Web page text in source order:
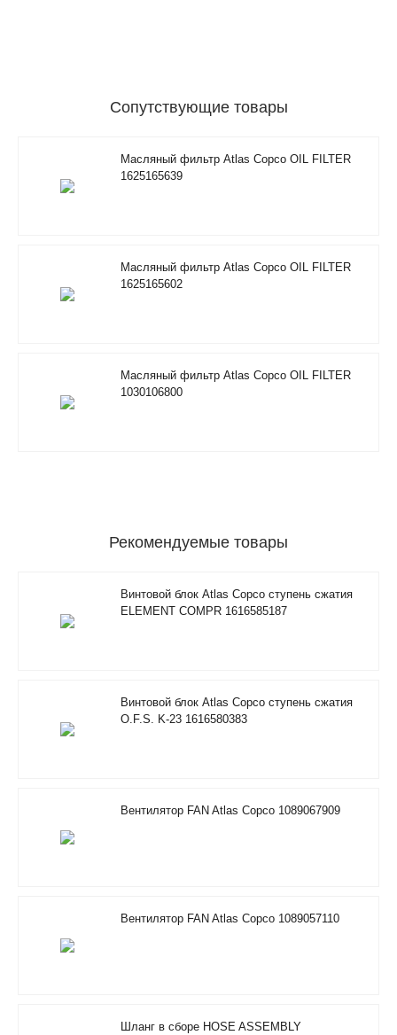
Сопутствующие товары
Масляный фильтр Atlas Copco OIL FILTER
1625165639
Масляный фильтр Atlas Copco OIL FILTER
1625165602
Масляный фильтр Atlas Copco OIL FILTER
1030106800
Рекомендуемые товары
Винтовой блок Atlas Copco ступень сжатия
ELEMENT COMPR 1616585187
Винтовой блок Atlas Copco ступень сжатия
O.F.S. K-23 1616580383
Вентилятор FAN Atlas Copco 1089067909
Вентилятор FAN Atlas Copco 1089057110
Шланг в сборе HOSE ASSEMBLY